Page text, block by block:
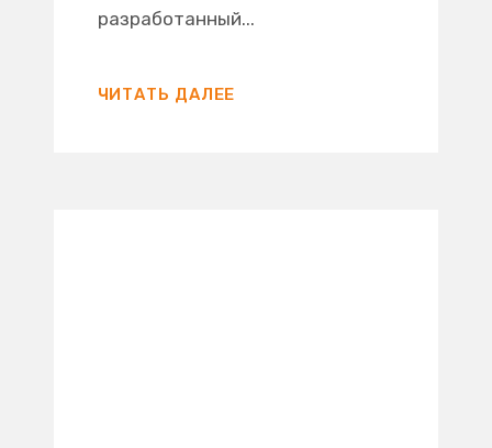
разработанный...
ЧИТАТЬ ДАЛЕЕ